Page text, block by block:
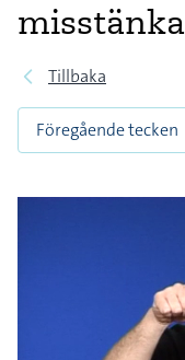
misstänka
Tillbaka
Föregående tecken